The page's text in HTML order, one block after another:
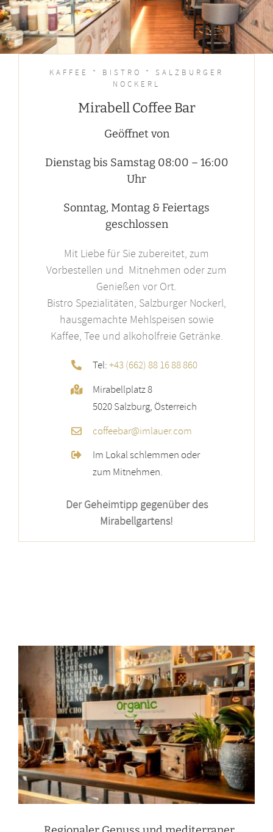
KAFFEE * BISTRO * SALZBURGER
NOCKERL
Mirabell Coffee Bar
Geöffnet von
Dienstag bis Samstag 08:00 – 16:00
Uhr
Sonntag, Montag & Feiertags
geschlossen
Mit Liebe für Sie zubereitet, zum
Vorbestellen und Mitnehmen oder zum
Genießen vor Ort.
Bistro Spezialitäten, Salzburger Nockerl,
hausgemachte Mehlspeisen sowie
Kaffee, Tee und alkoholfreie Getränke.
Tel:+43 (662) 88 16 88 860
Mirabellplatz 8
5020 Salzburg, Österreich
coffeebar@imlauer.com
Im Lokal schlemmen oder
zum Mitnehmen.
Der Geheimtipp gegenüber des
Mirabellgartens!